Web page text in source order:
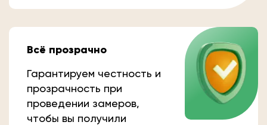
Всё прозрачно
Гарантируем честность и
прозрачность при
проведении замеров,
чтобы вы получили